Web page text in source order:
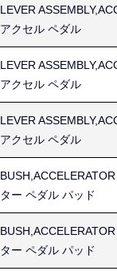
LEVER
アクセル ペダル
LEVER
アクセル ペダル
LEVER
アクセル ペダル
ター ペダル パッド
ター ペダル パッド